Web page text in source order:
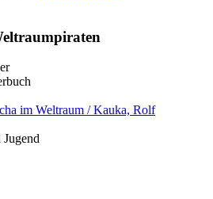
im Weltraum / Kauka, Rolf